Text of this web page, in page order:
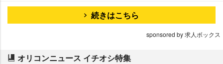
続きはこちら
sponsored by 求人ボックス
オリコンニュース イチオシ特集